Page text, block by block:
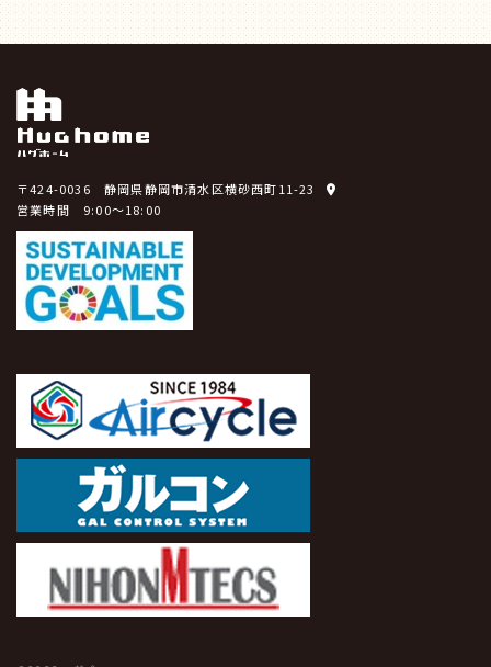
〒424-0036 静岡県静岡市清水区横砂西町11-23
営業時間 9:00～18:00